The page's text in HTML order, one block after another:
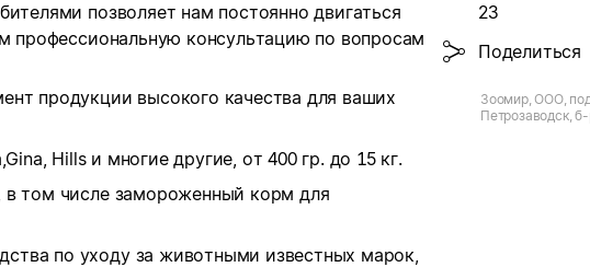
позволяет нам постоянно двигаться
профессиональную консультацию по вопросам
продукции высокого качества для ваших
Hills и многие другие, от 400 гр. до 15 кг.
в том числе замороженный корм для
по уходу за животными известных марок,
23
Поделиться
Зоомир, ООО,
Петрозаводск,